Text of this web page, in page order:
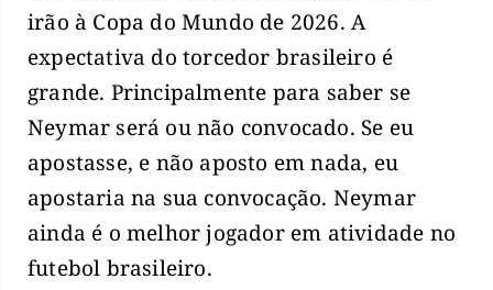
irão à Copa do Mundo de 2026. A
expectativa do torcedor brasileiro é
grande. Principalmente para saber se
Neymar será ou não convocado. Se eu
apostasse, e não aposto em nada, eu
apostaria na sua convocação. Neymar
ainda é o melhor jogador em atividade no
futebol brasileiro.